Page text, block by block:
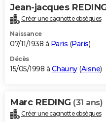
Jean-jacques
Créer une cagnotte obsèques
Naissance
07/11/1938 à Paris (Paris)
Décès
15/05/1998 à Chauny(Aisne)
Marc REDING (31 ans)
Créer une cagnotte obsèques